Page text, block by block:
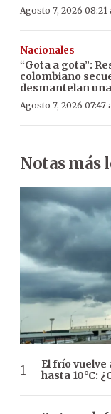
Agosto 7, 2026 08:21
Nacionales
“Gota a gota”:
colombiano
desmantelan
Agosto 7, 2026 07:47
Notas más
El frío vuelve
hasta 10°C: